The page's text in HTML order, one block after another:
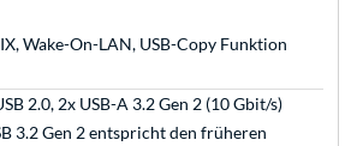
Wake-On-LAN, USB-Copy Funktion
2.0, 2x USB-A 3.2 Gen 2 (10 Gbit/s)
3.2 Gen 2 entspricht den früheren